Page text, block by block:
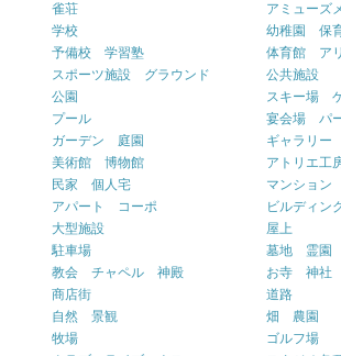
雀荘
アミューズ
学校
幼稚園 保
予備校 学習塾
体育館 ア
スポーツ施設 グラウンド
公共施設
公園
スキー場
プール
宴会場 パ
ガーデン 庭園
ギャラリー
美術館 博物館
アトリエ工
民家 個人宅
マンショ
アパート コーポ
ビルディン
大型施設
屋上
駐車場
墓地 霊園
教会 チャペル 神殿
お寺 神社
商店街
道路
自然 景観
畑 農園
牧場
ゴルフ場